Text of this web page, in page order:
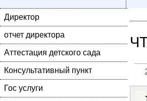
Директор
отчет директора
Аттестация детского сада
Консультативный пункт
Гос услуги